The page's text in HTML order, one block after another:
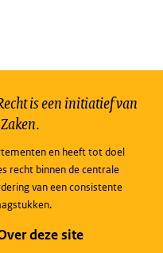
is een initiatief van
en heeft tot doel
recht binnen de centrale
van een consistente
deze site